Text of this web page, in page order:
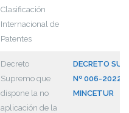
Clasificación
Internacional de
Patentes
Decreto
Supremo que
dispone la no
aplicación de la
DECRETO
Nº 006-2022-
MINCETUR